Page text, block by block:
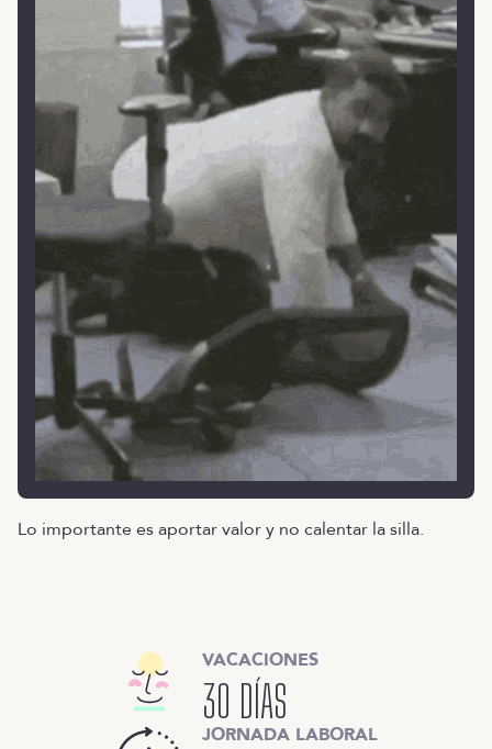
Lo importante es aportar valor y no calentar la silla.
VACACIONES
30 DÍAS
JORNADA LABORAL